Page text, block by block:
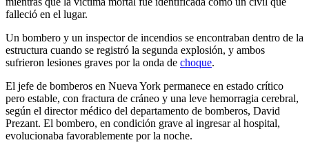
falleció en el lugar.
Un bombero y un inspector de incendios se encontraban dentro de la
estructura cuando se registró la segunda explosión, y ambos
sufrieron lesiones graves por la onda de choque.
El jefe de bomberos en Nueva York permanece en estado crítico
pero estable, con fractura de cráneo y una leve hemorragia cerebral,
según el director médico del departamento de bomberos, David
Prezant. El bombero, en condición grave al ingresar al hospital,
evolucionaba favorablemente por la noche.